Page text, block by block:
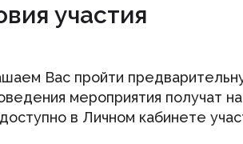
участия
Вас пройти
мероприятия получат
в Личном кабинете